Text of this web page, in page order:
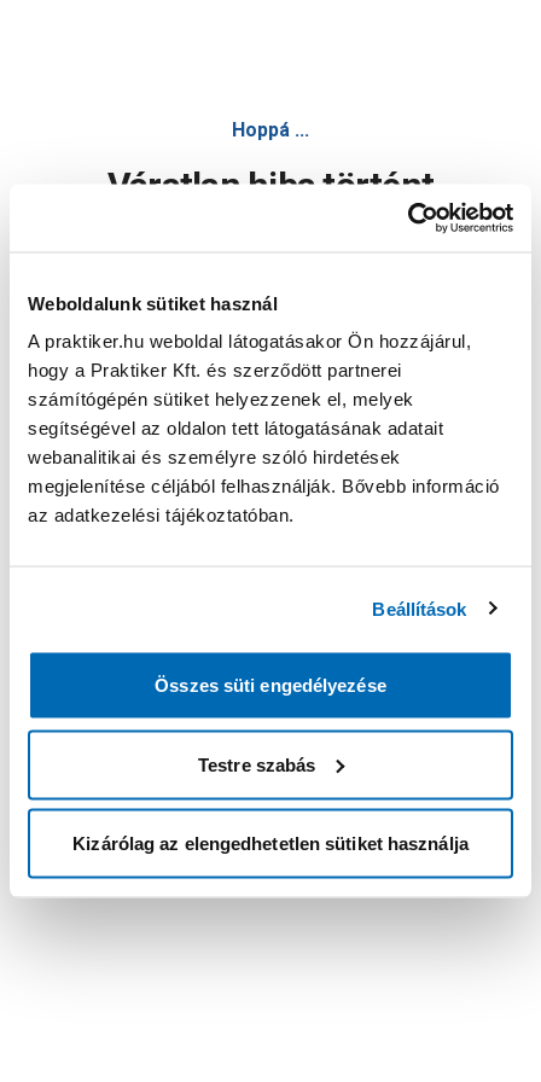
Weboldalunk sütiket használ
A praktiker.hu weboldal látogatásakor Ön hozzájárul,
hogy a Praktiker Kft. és szerződött partnerei
számítógépén sütiket helyezzenek el, melyek
segítségével az oldalon tett látogatásának adatait
webanalitikai és személyre szóló hirdetések
megjelenítése céljából felhasználják. Bővebb információ
az adatkezelési tájékoztatóban.
Beállítások
Összes süti engedélyezése
Testre szabás
Kizárólag az elengedhetetlen sütiket használja
Hoppá ...
Váratlan hiba történt
Oldal újratöltése